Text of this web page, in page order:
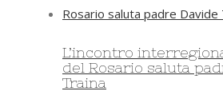
L’incontro
del Rosario saluta
Traina